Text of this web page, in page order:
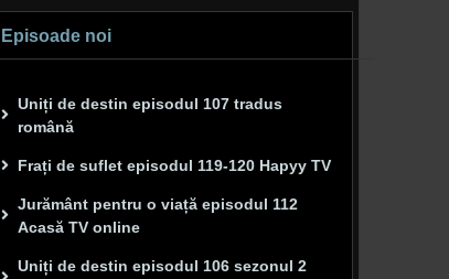
Episoade noi
Uniți de destin episodul 107 tradus
română
Frați de suflet episodul 119-120 Hapyy TV
Jurământ pentru o viață episodul 112
Acasă TV online
Uniți de destin episodul 106 sezonul 2